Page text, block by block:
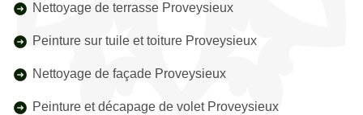
Nettoyage de terrasse Proveysieux
Peinture sur tuile et toiture Proveysieux
Nettoyage de façade Proveysieux
Peinture et décapage de volet Proveysieux